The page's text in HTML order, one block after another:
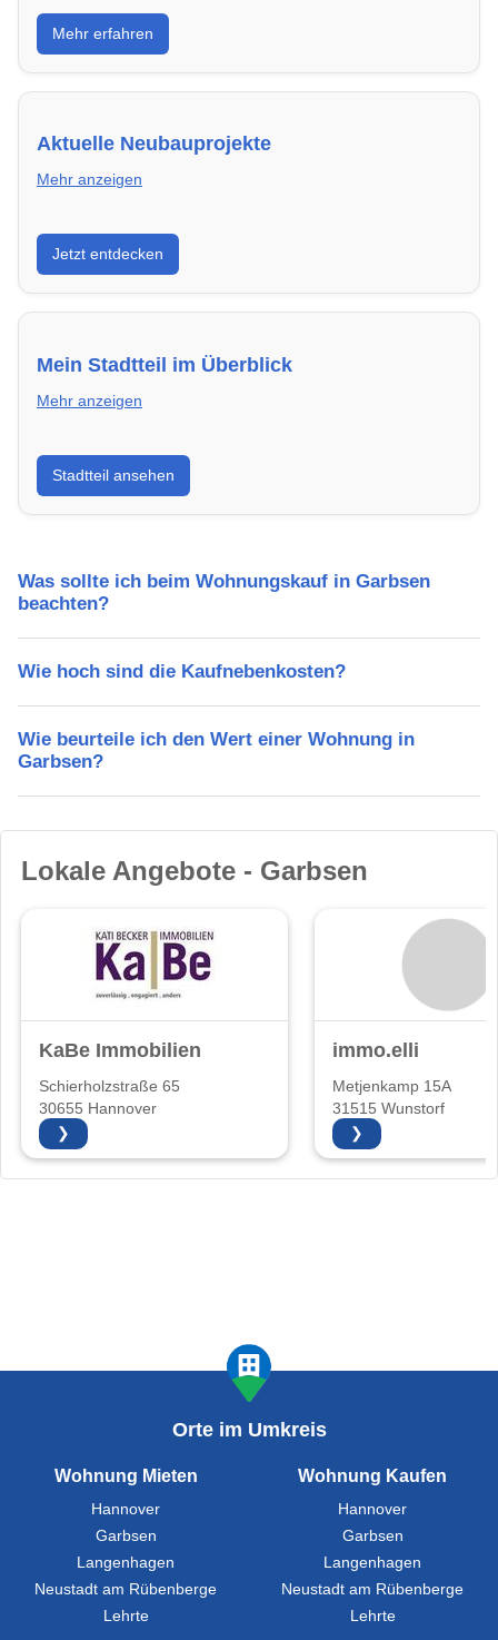
Erfahre, welche Nebenkosten rechtmäßig sind und
wie du deine monatliche Belastung optimieren
kannst.
Mehr erfahren
Aktuelle Neubauprojekte
Mehr anzeigen
Entdecke Neubauprojekte in Garbsen – modern,
energieeffizient und sofort bezugsfertig.
Jetzt entdecken
Mein Stadtteil im Überblick
Mehr anzeigen
Erfahre mehr über deinen Stadtteil in Garbsen:
Lebensqualität, Verkehrsanbindung, Schulen,
Freizeitmöglichkeiten und Mietpreise.
Stadtteil ansehen
Was sollte ich beim Wohnungskauf in Garbsen
beachten?
Wie hoch sind die Kaufnebenkosten?
Wie beurteile ich den Wert einer Wohnung in
Garbsen?
Lokale Angebote - Garbsen
KaBe Immobilien
Schierholzstraße 65
30655 Hannover
❯
immo.elli
Metjenkamp 15A
31515 Wunstorf
❯
Orte im Umkreis
Wohnung Mieten
Hannover
Garbsen
Langenhagen
Neustadt am Rübenberge
Lehrte
Wohnung Kaufen
Hannover
Garbsen
Langenhagen
Neustadt am Rübenberge
Lehrte